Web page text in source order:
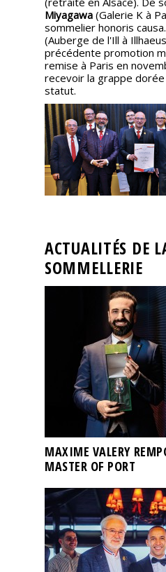
Miyagawa (Galerie K à
sommelier honoris
(Auberge de l'Ill à
précédente promotion
remise à Paris en
recevoir la grappe
statut.
ACTUALITÉS DE
SOMMELLERIE
MAXIME VALERY
MASTER OF PORT